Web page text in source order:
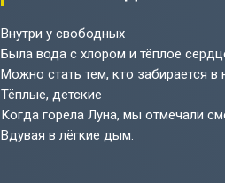
Внутри у свободных
Была вода с хлором и тёплое
Можно стать тем, кто забирается в
Тёплые, детские
Когда горела Луна, мы отмечали
Вдувая в лёгкие дым.